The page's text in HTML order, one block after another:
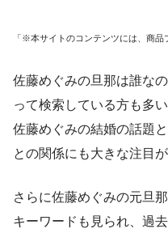
「※本サイトのコンテンツには、商品
佐藤めぐみの旦那は誰な
って検索している方も多
佐藤めぐみの結婚の話題
との関係にも大きな注目
さらに佐藤めぐみの元旦
キーワードも見られ、過